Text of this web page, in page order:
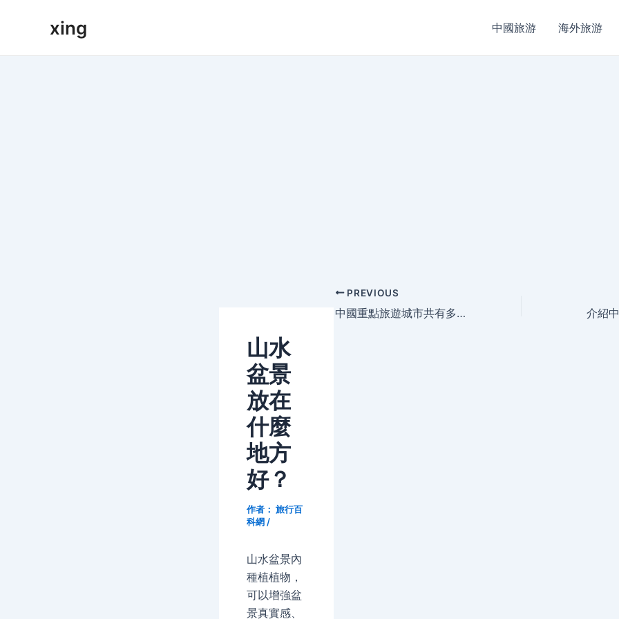
xing 中國旅游 海外旅游
山水
盆景
放在
什麼
地方
好？
作者： 旅行百
科網 /
山水盆景內
種植植物，
可以增強盆
景真實感、
Post
navigation
PREVIOUS
中國重點旅遊城市共有多少個？分別是什麼？ 介紹